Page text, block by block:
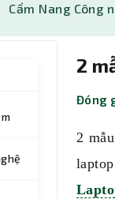
Cẩm Nang Công
2
Đóng
2